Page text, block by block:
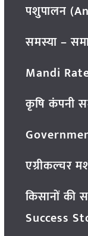
पशुपालन
समस्या –
Mandi
कृषि कंपनी
एग्रीकल्चर
किसानों की
Success